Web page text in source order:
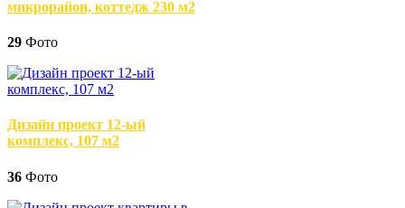
микрорайон, коттедж 230 м2
29 Фото
Дизайн проект 12-ый
комплекс, 107 м2
36 Фото